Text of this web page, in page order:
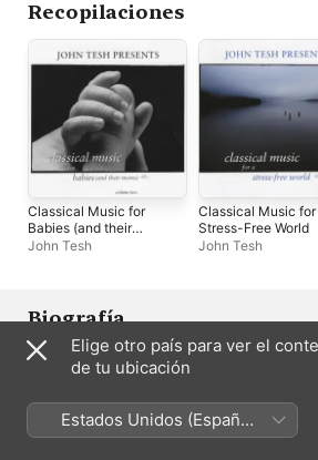
Recopilaciones
Classical Music for
Babies (and their
Moms), Vol. 2
John Tesh
Classical Music for
Stress-Free World
John Tesh
Biografía
Durante muchos años John Tesh pasó
desapercibido como músico y compositor
Tonight, un programa nocturno sobre el
espectáculo. En tanto sus intentos
Elige otro país para ver el
de tu ubicación
Estados Unidos (Español
México)